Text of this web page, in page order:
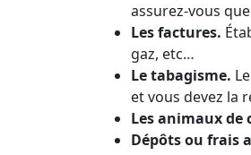
assurez-vous
Les factures.
gaz, etc…
Le tabagisme.
et vous devez la
Les animaux de
Dépôts ou frais